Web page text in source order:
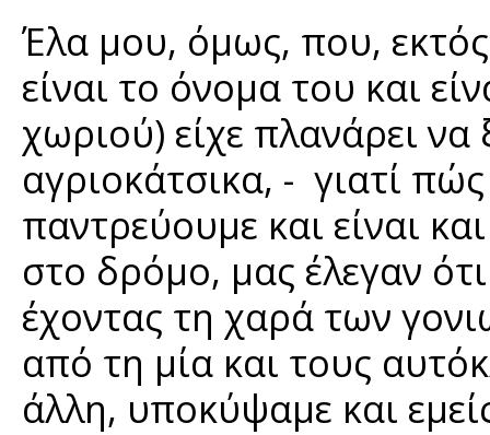
Έλα μου, όμως, που,
είναι το όνομα του και
χωριού) είχε πλανάρει
αγριοκάτσικα, - γιατί
παντρεύουμε και είναι
στο δρόμο, μας έλεγαν
έχοντας τη χαρά των
από τη μία και τους
άλλη, υποκύψαμε και